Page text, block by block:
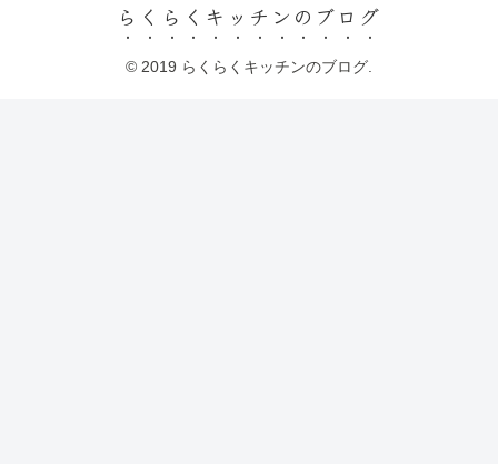
らくらくキッチンのブログ
© 2019 らくらくキッチンのブログ.